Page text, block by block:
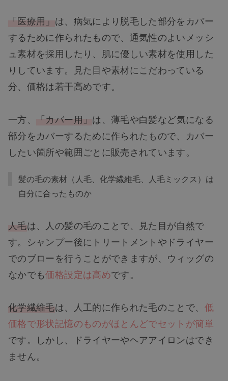
「医療用」 は、病気により脱毛した部分をカバー
するために作られたもので、通気性のよいメッシ
ュ素材を採用したり、肌に優しい素材を使用した
りしています。見た目や素材にこだわっている
分、価格は若干高めです。
一方、 「カバー用」 は、薄毛や白髪など気になる
部分をカバーするために作られたもので、カバー
したい箇所や範囲ごとに販売されています。
髪の毛の素材（人毛、化学繊維毛、人毛ミックス）は
自分に合ったものか
人毛は、人の髪の毛のことで、見た目が自然で
す。シャンプー後にトリートメントやドライヤー
でのブローを行うことができますが、ウィッグの
なかでも価格設定は高めです。
化学繊維毛は、人工的に作られた毛のことで、 低
価格で形状記憶のものがほとんどでセットが簡単
です。しかし、ドライヤーやヘアアイロンはでき
ません。